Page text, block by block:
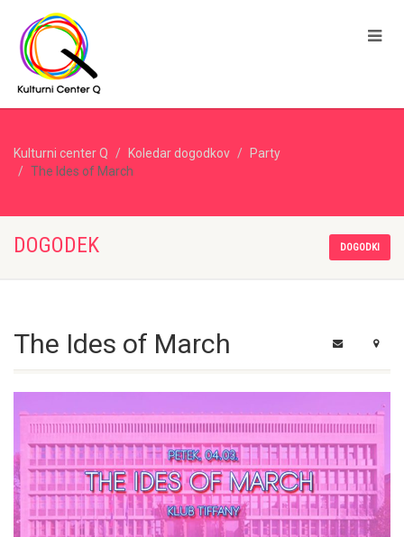
Kulturni center Q Koledar dogodkov
Party
The Ides of March
DOGODEK DOGODKI
The Ides of March